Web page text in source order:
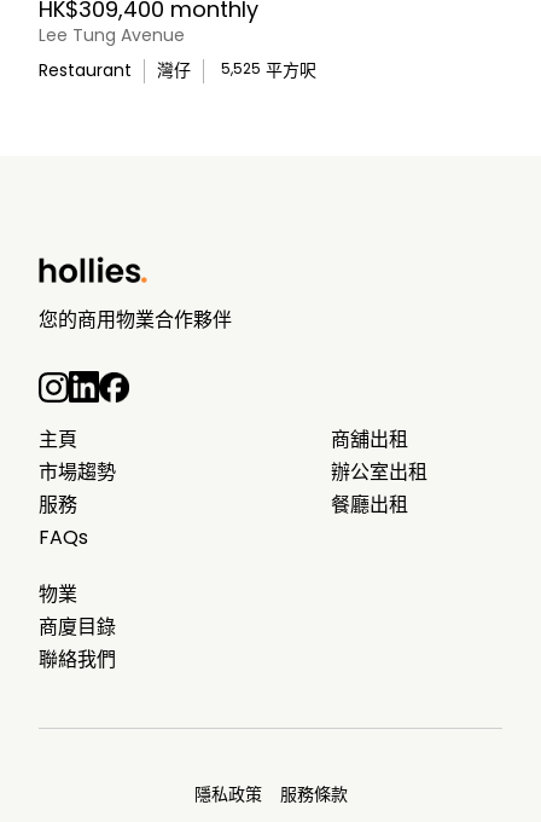
HK$309,400 monthly
Lee Tung Avenue
Restaurant
灣仔 5,525 平方呎
您的商用物業合作夥伴
主頁
市場趨勢
服務
FAQs
商舖出租
辦公室出租
餐廳出租
物業
商廈目錄
聯絡我們
隱私政策
服務條款